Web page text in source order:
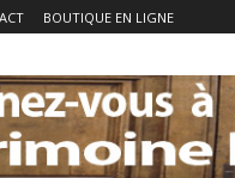
BOUTIQUE EN LIGNE